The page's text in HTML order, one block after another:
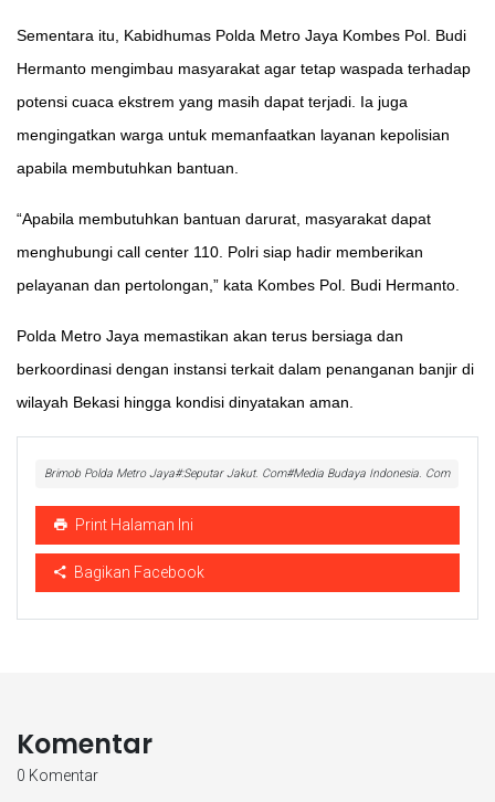
Sementara itu, Kabidhumas Polda Metro Jaya Kombes Pol. Budi
Hermanto mengimbau masyarakat agar tetap waspada terhadap
potensi cuaca ekstrem yang masih dapat terjadi. Ia juga
mengingatkan warga untuk memanfaatkan layanan kepolisian
apabila membutuhkan bantuan.
“Apabila membutuhkan bantuan darurat, masyarakat dapat
menghubungi call center 110. Polri siap hadir memberikan
pelayanan dan pertolongan,” kata Kombes Pol. Budi Hermanto.
Polda Metro Jaya memastikan akan terus bersiaga dan
berkoordinasi dengan instansi terkait dalam penanganan banjir di
wilayah Bekasi hingga kondisi dinyatakan aman.
Brimob Polda Metro Jaya#:Seputar Jakut. Com#Media Budaya Indonesia. Com
Print Halaman Ini
Bagikan Facebook
Komentar
0 Komentar